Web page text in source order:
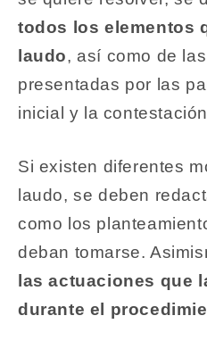
todos los elementos
laudo, así como de
presentadas por las
inicial y la
Si existen diferentes
laudo, se deben
como los
deban tomarse.
las actuaciones que
durante el